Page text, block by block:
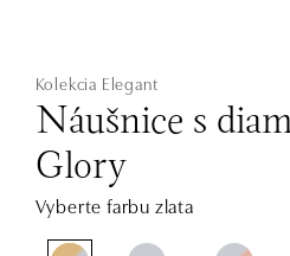
Kolekcia Elegant
Náušnice s
Glory
Vyberte farbu zlata